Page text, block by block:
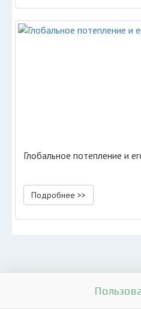
Глобальное потепление и
Подробнее >>